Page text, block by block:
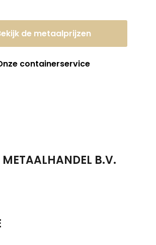
de metaalprijzen
containerservice
METAALHANDEL B.V.